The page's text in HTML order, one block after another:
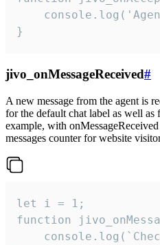
}
jivo_onMessageReceived#
A new message from the agent is
for the default chat label as well as
example, with
messages counter for website
let i = 1;
function